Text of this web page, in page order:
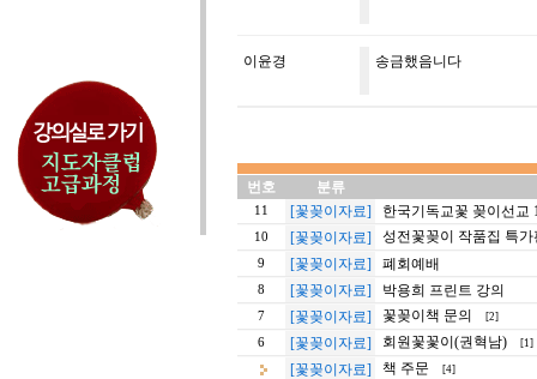
이윤경 송금했음니다
번호 분류
11 [꽃꽂이자료] 한국기독교꽃 꽂이선교
10 [꽃꽂이자료] 성전꽃꽂이 작품집 특가
9 [꽃꽂이자료] 폐회예배
8 [꽃꽂이자료] 박용희 프린트 강의
7 [꽃꽂이자료] 꽃꽂이책 문의 [2]
6 [꽃꽂이자료] 회원꽃꽃이(권혁남) [1]
[꽃꽂이자료] 책 주문 [4]